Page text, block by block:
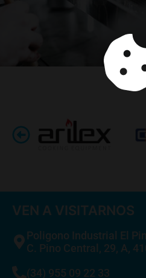
VEN A VISITARNOS
Poligono Industrial El
C. Pino Central, 29, A,
(34) 955 09 22 33